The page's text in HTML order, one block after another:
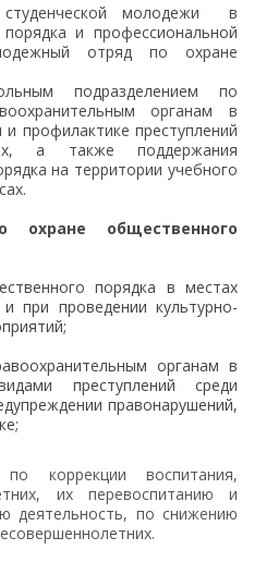
молодежи в
и профессиональной
отряд по охране
подразделением по
органам в
профилактике преступлений
а также поддержания
на территории учебного
общественного
порядка в местах
при проведении культурно-
органам в
преступлений среди
правонарушений,
коррекции воспитания,
их перевоспитанию и
деятельность, по снижению